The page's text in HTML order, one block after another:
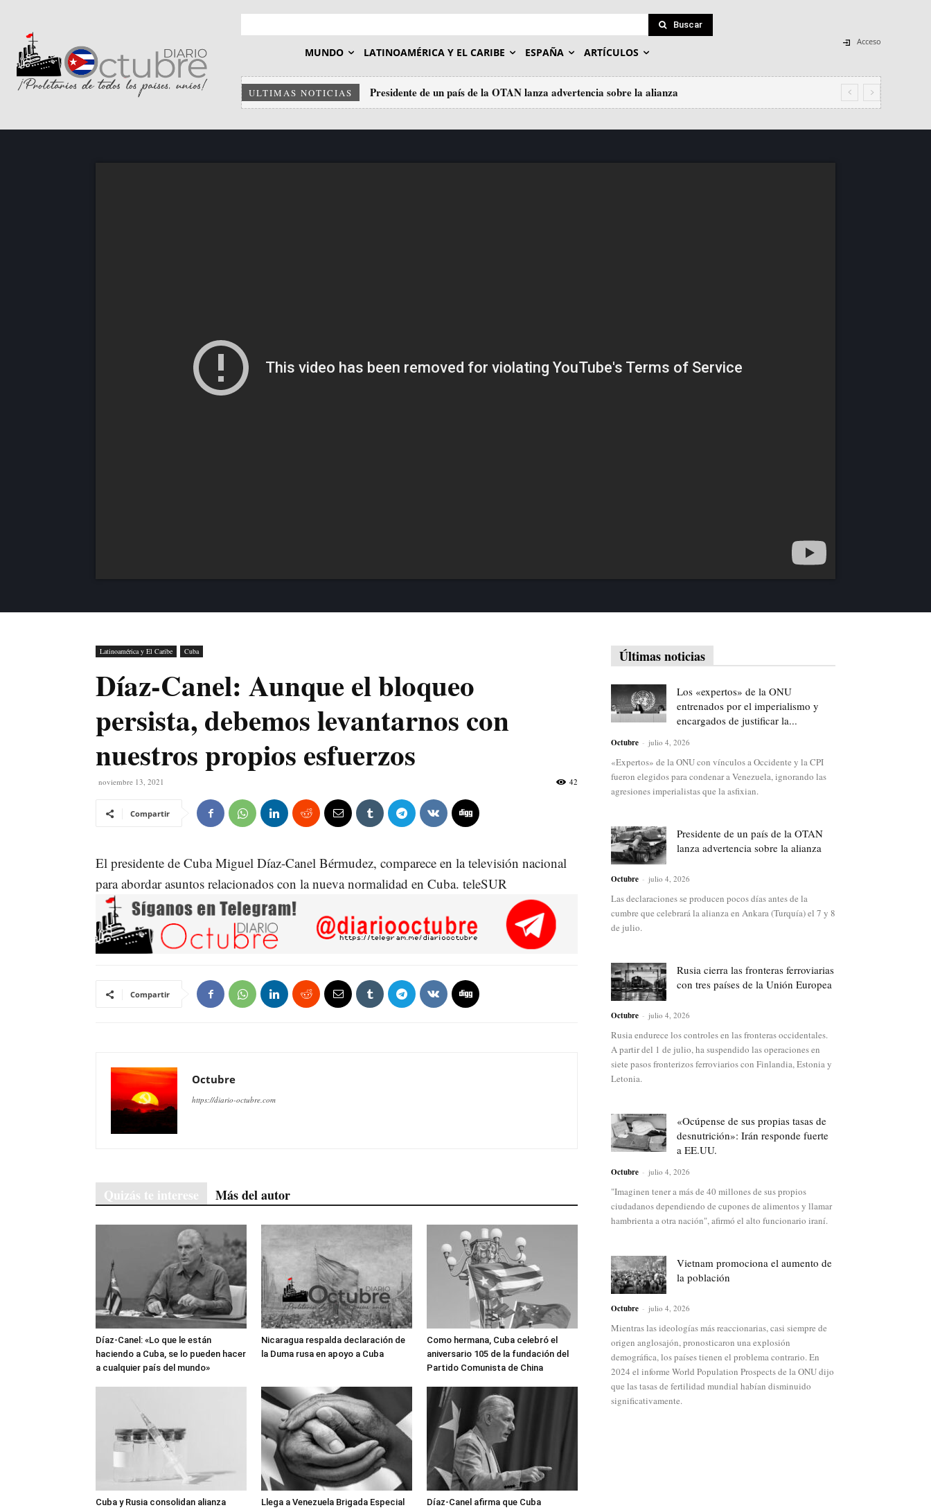
Buscar
MUNDO LATINOAMÉRICA Y EL CARIBE ESPAÑA ARTÍCULOS
Acceso
ULTIMAS NOTICIAS Presidente de un país de la OTAN lanza advertencia sobre la alianza
Latinoamérica y El Caribe Cuba
Díaz-Canel: Aunque el bloqueo
persista, debemos levantarnos con
nuestros propios esfuerzos
noviembre 13, 2021 42
Compartir
El presidente de Cuba Miguel Díaz-Canel Bérmudez, comparece en la televisión nacional
para abordar asuntos relacionados con la nueva normalidad en Cuba. teleSUR
Compartir
Octubre
https://diario-octubre.com
Quizás te interese Más del autor
Díaz-Canel: «Lo que le están
haciendo a Cuba, se lo pueden hacer
a cualquier país del mundo»
Nicaragua respalda declaración de
la Duma rusa en apoyo a Cuba
Como hermana, Cuba celebró el
aniversario 105 de la fundación del
Partido Comunista de China
Cuba y Rusia consolidan alianza
Llega a Venezuela Brigada Especial
Díaz-Canel afirma que Cuba
Últimas noticias
Los «expertos» de la ONU
entrenados por el imperialismo y
encargados de justificar la...
Octubre - julio 4, 2026
«Expertos» de la ONU con vínculos a Occidente y la CPI
fueron elegidos para condenar a Venezuela, ignorando las
agresiones imperialistas que la asfixian.
Presidente de un país de la OTAN
lanza advertencia sobre la alianza
Octubre - julio 4, 2026
Las declaraciones se producen pocos días antes de la
cumbre que celebrará la alianza en Ankara (Turquía) el 7 y 8
de julio.
Rusia cierra las fronteras ferroviarias
con tres países de la Unión Europea
Octubre - julio 4, 2026
Rusia endurece los controles en las fronteras occidentales.
A partir del 1 de julio, ha suspendido las operaciones en
siete pasos fronterizos ferroviarios con Finlandia, Estonia y
Letonia.
«Ocúpense de sus propias tasas de
desnutrición»: Irán responde fuerte
a EE.UU.
Octubre - julio 4, 2026
"Imaginen tener a más de 40 millones de sus propios
ciudadanos dependiendo de cupones de alimentos y llamar
hambrienta a otra nación", afirmó el alto funcionario iraní.
Vietnam promociona el aumento de
la población
Octubre - julio 4, 2026
Mientras las ideologías más reaccionarias, casi siempre de
origen anglosajón, pronosticaron una explosión
demográfica, los países tienen el problema contrario. En
2024 el informe World Population Prospects de la ONU dijo
que las tasas de fertilidad mundial habían disminuido
significativamente.